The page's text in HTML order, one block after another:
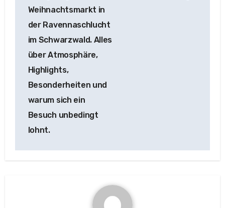
Weihnachtsmarkt in
der Ravennaschlucht
im Schwarzwald. Alles
über Atmosphäre,
Highlights,
Besonderheiten und
warum sich ein
Besuch unbedingt
lohnt.